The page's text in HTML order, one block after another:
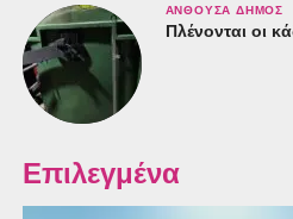
ΑΝΘΟΎΣΑ ΔΉΜΟΣ
Πλένονται οι
Επιλεγμένα